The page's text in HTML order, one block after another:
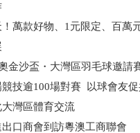
萬款好物、1元限定、百萬
金沙盃・大灣區羽毛球邀請
競技逾100場對賽 以球會友
灣區體育交流
口商會到訪粵澳工商聯會